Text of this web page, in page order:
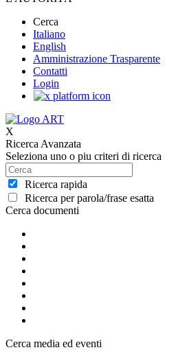
Cerca
Italiano
English
Amministrazione Trasparente
Contatti
Login
X
Ricerca Avanzata
Seleziona uno o piu criteri di ricerca
Ricerca rapida
Ricerca per parola/frase esatta
Cerca documenti
Cerca media ed eventi